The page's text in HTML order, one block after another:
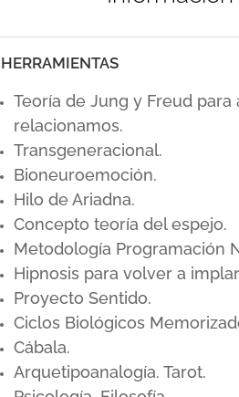
HERRAMIENTAS
Teoría de Jung y Freud
relacionamos.
Transgeneracional.
Bioneuroemoción.
Hilo de Ariadna.
Concepto teoría del espejo.
Metodología Programación
Hipnosis para volver a
Proyecto Sentido.
Ciclos Biológicos
Cábala.
Arquetipoanalogía. Tarot.